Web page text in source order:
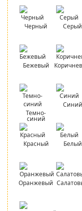
Черный Серый
Бежевый
Темно-
синий
Синий
Красный Белый
Оранжевый